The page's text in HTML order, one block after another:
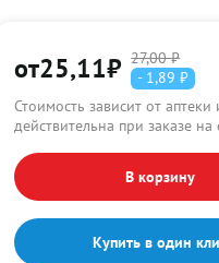
от25,11₽ 27,00 ₽
- 1,89 ₽
Стоимость зависит от аптеки
действительна при заказе на
В корзину
Купить в один